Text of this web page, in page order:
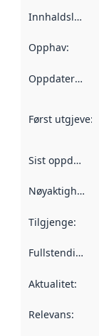
Innhaldsleverandørar
Opphav:
Oppdateringsfrekvens
Først utgjeve:
Sist oppdatert
Nøyaktigheit
Tilgjenge:
Fullstendigheit
Aktualitet:
Relevans: